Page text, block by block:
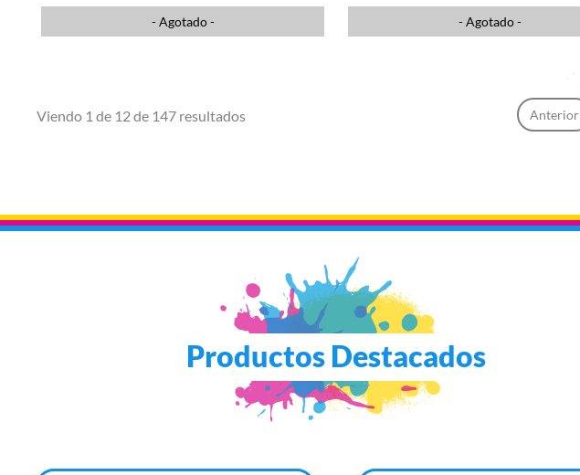
- Agotado - - Agotado -
Viendo 1 de 12 de 147 resultados Anterior
Productos Destacados